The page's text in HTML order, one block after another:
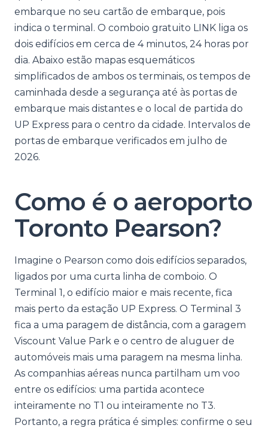
embarque no seu cartão de embarque, pois
indica o terminal. O comboio gratuito LINK liga os
dois edifícios em cerca de 4 minutos, 24 horas por
dia. Abaixo estão mapas esquemáticos
simplificados de ambos os terminais, os tempos de
caminhada desde a segurança até às portas de
embarque mais distantes e o local de partida do
UP Express para o centro da cidade. Intervalos de
portas de embarque verificados em julho de
2026.
Como é o aeroporto
Toronto Pearson?
Imagine o Pearson como dois edifícios separados,
ligados por uma curta linha de comboio. O
Terminal 1, o edifício maior e mais recente, fica
mais perto da estação UP Express. O Terminal 3
fica a uma paragem de distância, com a garagem
Viscount Value Park e o centro de aluguer de
automóveis mais uma paragem na mesma linha.
As companhias aéreas nunca partilham um voo
entre os edifícios: uma partida acontece
inteiramente no T1 ou inteiramente no T3.
Portanto, a regra prática é simples: confirme o seu